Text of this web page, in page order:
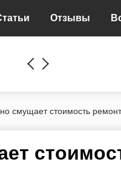
Отзывы
смущает стоимость